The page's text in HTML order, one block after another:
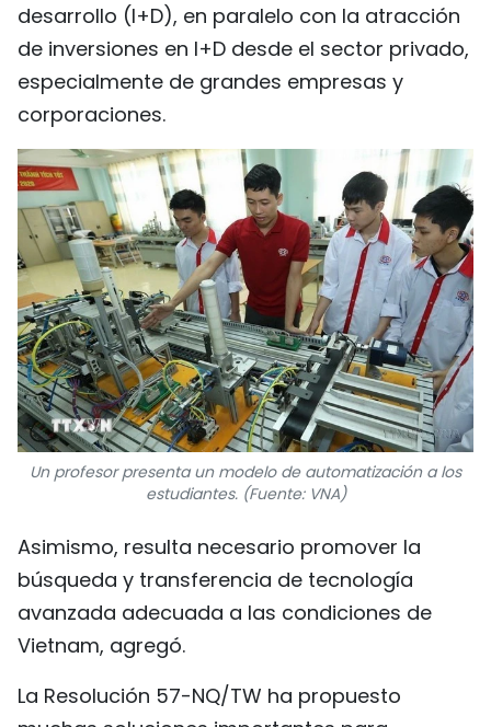
desarrollo (I+D), en paralelo con la atracción
de inversiones en I+D desde el sector privado,
especialmente de grandes empresas y
corporaciones.
Un profesor presenta un modelo de automatización a los
estudiantes. (Fuente: VNA)
Asimismo, resulta necesario promover la
búsqueda y transferencia de tecnología
avanzada adecuada a las condiciones de
Vietnam, agregó.
La Resolución 57-NQ/TW ha propuesto